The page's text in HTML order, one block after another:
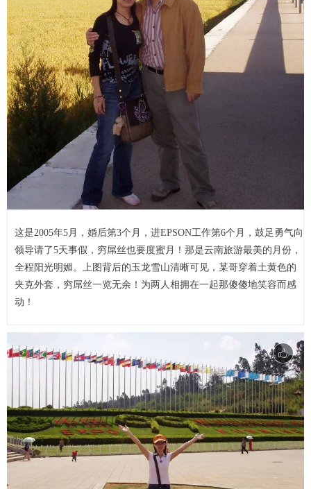
这是2005年5月，婚后第3个月，进EPSON工作第6个月，鼓足勇气向
领导请了5天事假，穷屌丝也要度蜜月！那是云南旅游最美的月份，
全程阳光明媚。上图背后的玉龙雪山清晰可见，某哥穿着土黄色的
夹克外套，穷屌丝一览无余！为两人相拥在一起那傻傻地笑容而感
动！